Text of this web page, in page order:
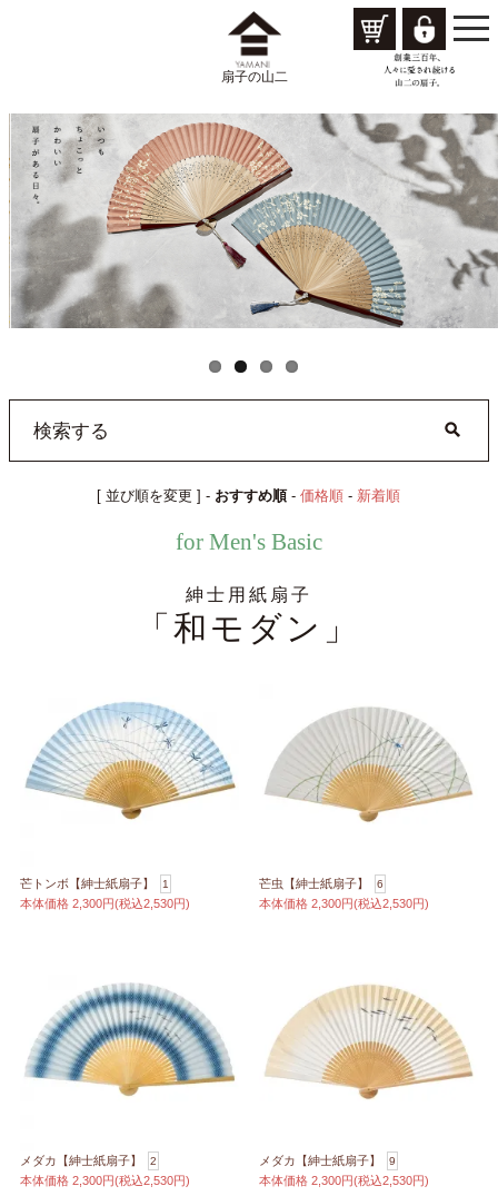
扇子の山二
[ 並び順を変更 ] - おすすめ順-価格順 - 新着順
for Men's Basic
紳士用紙扇子
「和モダン」
芒トンボ【紳士紙扇子】 1
本体価格 2,300円(税込2,530円)
芒虫【紳士紙扇子】 6
本体価格 2,300円(税込2,530円)
メダカ【紳士紙扇子】 2
本体価格 2,300円(税込2,530円)
メダカ【紳士紙扇子】 9
本体価格 2,300円(税込2,530円)